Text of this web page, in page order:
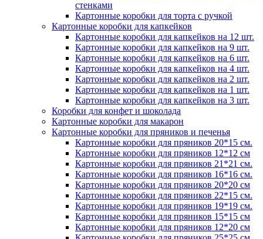
стенками
Картонные коробки для торта с ручкой
Картонные коробки для капкейков
Картонные коробки для капкейков на 12 шт.
Картонные коробки для капкейков на 9 шт.
Картонные коробки для капкейков на 6 шт.
Картонные коробки для капкейков на 4 шт.
Картонные коробки для капкейков на 2 шт.
Картонные коробки для капкейков на 1 шт.
Картонные коробки для капкейков на 3 шт.
Коробки для конфет и шоколада
Картонные коробки для макарон
Картонные коробки для пряников и печенья
Картонные коробки для пряников 20*15 см.
Картонные коробки для пряников 12*12 см
Картонные коробки для пряников 21*21 см.
Картонные коробки для пряников 16*16 см.
Картонные коробки для пряников 20*20 см
Картонные коробки для пряников 22*15 см.
Картонные коробки для пряников 19*19 см.
Картонные коробки для пряников 15*15 см
Картонные коробки для пряников 12*20 см